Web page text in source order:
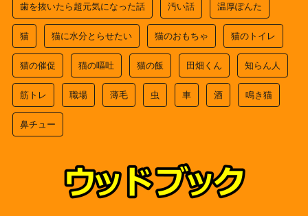
歯を抜いたら超元気になった話 汚い話 温厚ぽんた
猫 猫に水分とらせたい 猫のおもちゃ 猫のトイレ
猫の催促 猫の嘔吐 猫の飯 田畑くん 知らん人
筋トレ 職場 薄毛 虫 車 酒 鳴き猫
鼻チュー